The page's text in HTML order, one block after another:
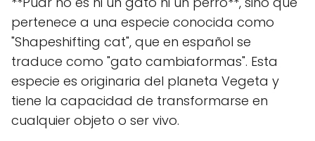
pertenece a una especie conocida como
"Shapeshifting cat", que en español se
traduce como "gato cambiaformas". Esta
especie es originaria del planeta Vegeta y
tiene la capacidad de transformarse en
cualquier objeto o ser vivo.